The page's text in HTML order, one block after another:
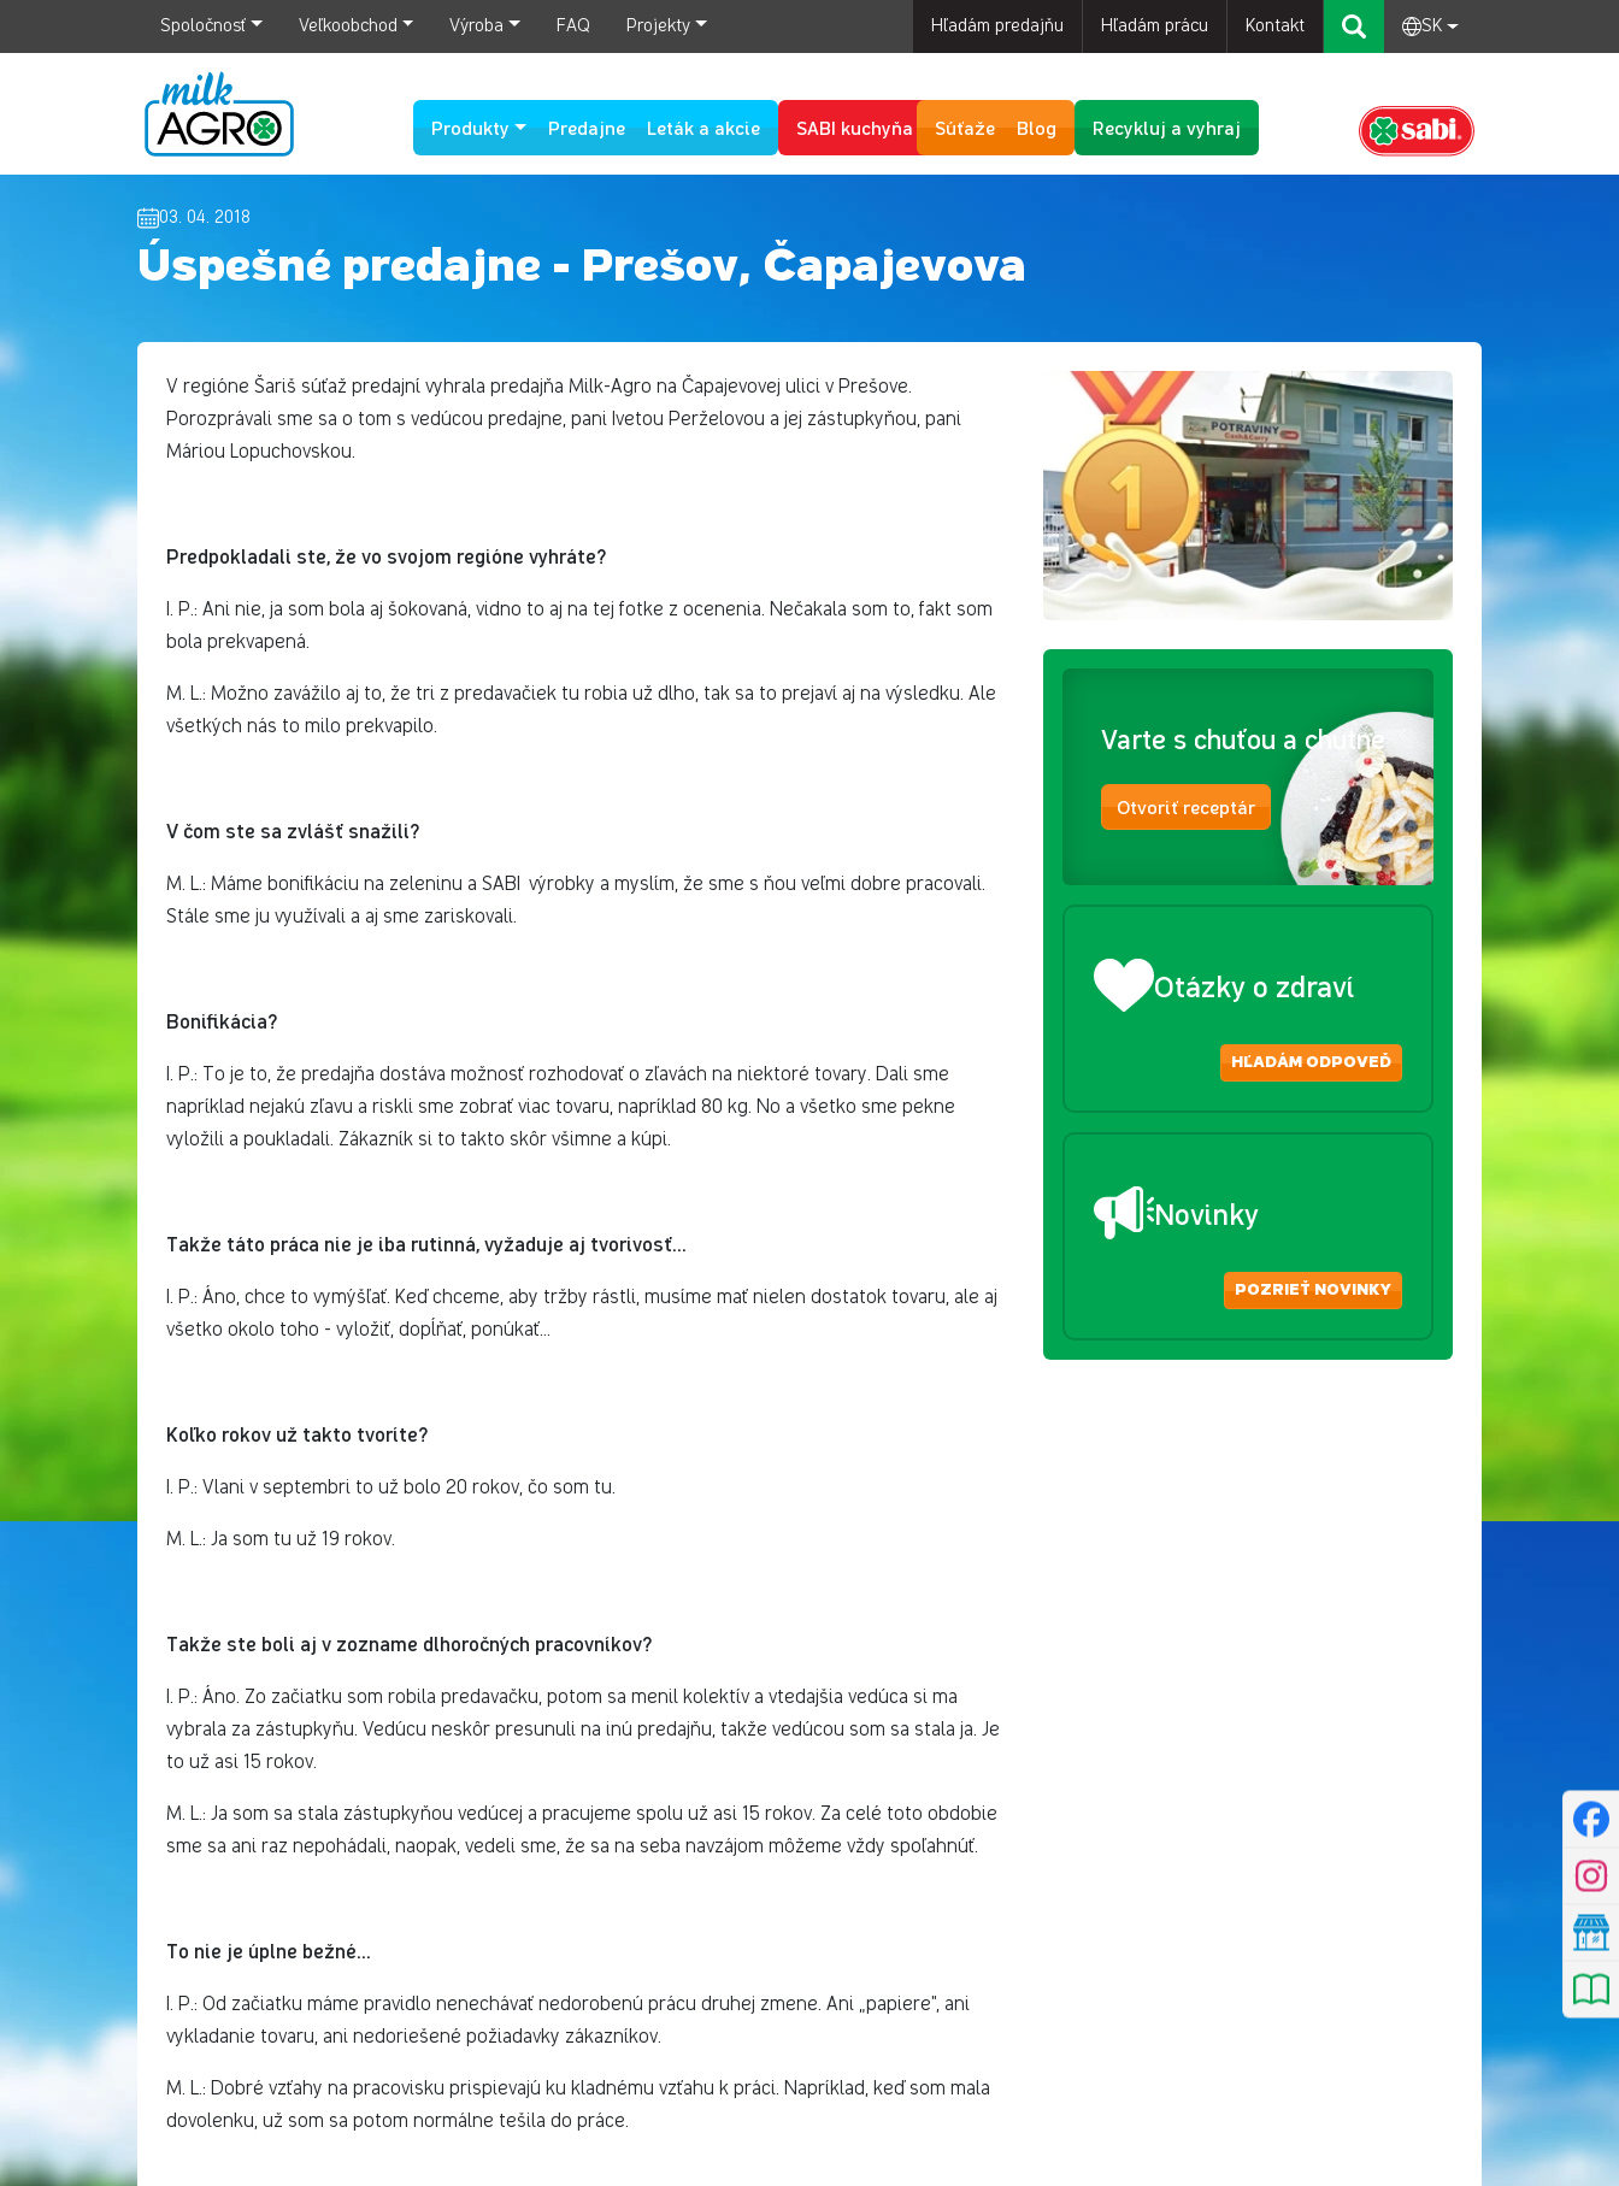
Spoločnosť Veľkoobchod Výroba FAQ Projekty Hľadám predajňu Hľadám prácu Kontakt SK
Produkty Predajne Leták a akcie SABI kuchyňa Súťaže Blog Recykluj a vyhraj
03. 04. 2018
Úspešné predajne - Prešov, Čapajevova
V regióne Šariš súťaž predajní vyhrala predajňa Milk-Agro na Čapajevovej ulici v Prešove.
Porozprávali sme sa o tom s vedúcou predajne, pani Ivetou Perželovou a jej zástupkyňou, pani
Máriou Lopuchovskou.
Predpokladali ste, že vo svojom regióne vyhráte?
I. P.: Ani nie, ja som bola aj šokovaná, vidno to aj na tej fotke z ocenenia. Nečakala som to, fakt som
bola prekvapená.
M. L.: Možno zavážilo aj to, že tri z predavačiek tu robia už dlho, tak sa to prejaví aj na výsledku. Ale
všetkých nás to milo prekvapilo.
V čom ste sa zvlášť snažili?
M. L.: Máme bonifikáciu na zeleninu a SABI výrobky a myslím, že sme s ňou veľmi dobre pracovali.
Stále sme ju využívali a aj sme zariskovali.
Bonifikácia?
I. P.: To je to, že predajňa dostáva možnosť rozhodovať o zľavách na niektoré tovary. Dali sme
napríklad nejakú zľavu a riskli sme zobrať viac tovaru, napríklad 80 kg. No a všetko sme pekne
vyložili a poukladali. Zákazník si to takto skôr všimne a kúpi.
Takže táto práca nie je iba rutinná, vyžaduje aj tvorivosť...
I. P.: Áno, chce to vymýšľať. Keď chceme, aby tržby rástli, musíme mať nielen dostatok tovaru, ale aj
všetko okolo toho - vyložiť, dopĺňať, ponúkať...
Koľko rokov už takto tvoríte?
I. P.: Vlani v septembri to už bolo 20 rokov, čo som tu.
M. L.: Ja som tu už 19 rokov.
Takže ste boli aj v zozname dlhoročných pracovníkov?
I. P.: Áno. Zo začiatku som robila predavačku, potom sa menil kolektív a vtedajšia vedúca si ma
vybrala za zástupkyňu. Vedúcu neskôr presunuli na inú predajňu, takže vedúcou som sa stala ja. Je
to už asi 15 rokov.
M. L.: Ja som sa stala zástupkyňou vedúcej a pracujeme spolu už asi 15 rokov. Za celé toto obdobie
sme sa ani raz nepohádali, naopak, vedeli sme, že sa na seba navzájom môžeme vždy spoľahnúť.
To nie je úplne bežné...
I. P.: Od začiatku máme pravidlo nenechávať nedorobenú prácu druhej zmene. Ani „papiere", ani
vykladanie tovaru, ani nedoriešené požiadavky zákazníkov.
M. L.: Dobré vzťahy na pracovisku prispievajú ku kladnému vzťahu k práci. Napríklad, keď som mala
dovolenku, už som sa potom normálne tešila do práce.
Varte s chuťou a chutne
Otvoriť receptár
Otázky o zdraví
HĽADÁM ODPOVEĎ
Novinky
POZRIEŤ NOVINKY